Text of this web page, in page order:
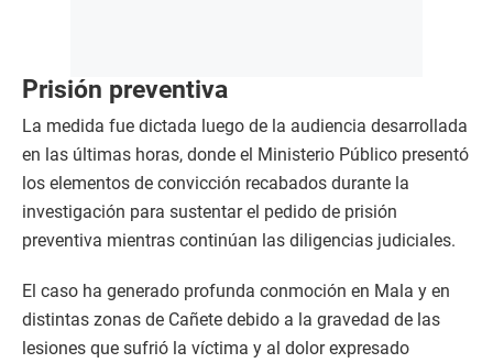
Prisión preventiva
La medida fue dictada luego de la audiencia desarrollada
en las últimas horas, donde el Ministerio Público presentó
los elementos de convicción recabados durante la
investigación para sustentar el pedido de prisión
preventiva mientras continúan las diligencias judiciales.
El caso ha generado profunda conmoción en Mala y en
distintas zonas de Cañete debido a la gravedad de las
lesiones que sufrió la víctima y al dolor expresado